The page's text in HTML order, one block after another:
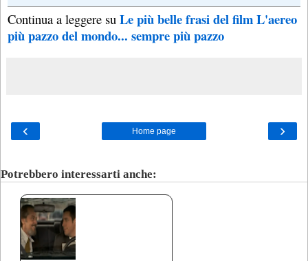
Continua a leggere su Le più belle frasi del film L'aereo
più pazzo del mondo... sempre più pazzo
‹ ›
Home page
Potrebbero interessarti anche: